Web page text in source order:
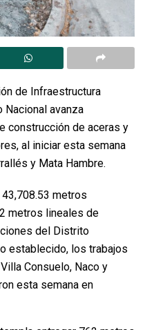
de Infraestructura
Nacional avanza
construcción de aceras y
al iniciar esta semana
y Mata Hambre.
metros
metros lineales de
del Distrito
establecido, los trabajos
Consuelo, Naco y
esta semana en